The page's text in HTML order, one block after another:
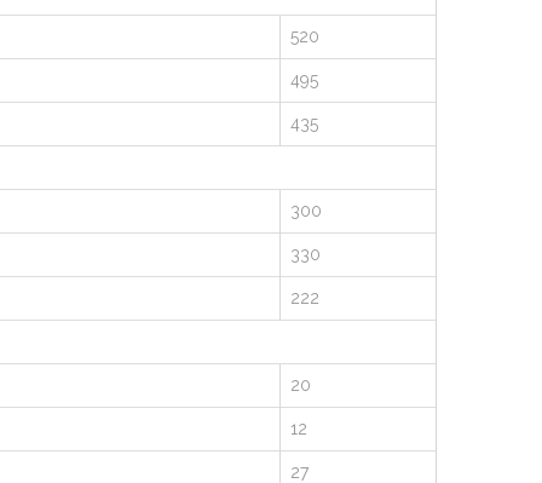
520
495
435
300
330
222
20
12
27